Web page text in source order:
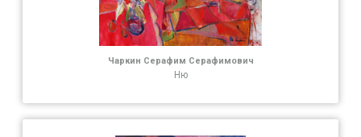
Чаркин Серафим Серафимович
Ню